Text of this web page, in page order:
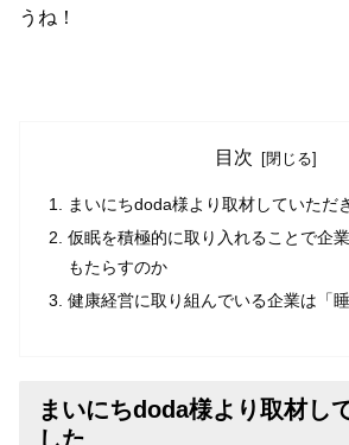
うね！
目次
まいにちdoda様より取材していただ
仮眠を積極的に取り入れることで企
もたらすのか
健康経営に取り組んでいる企業は「
まいにちdoda様より取材し
した